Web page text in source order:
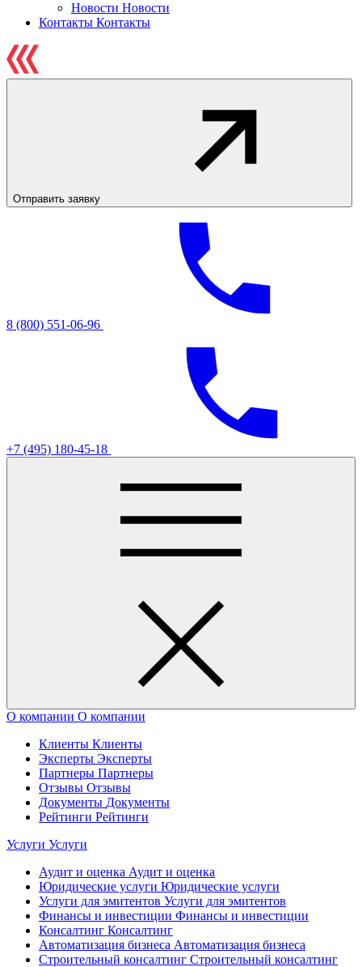
Новости Новости
Контакты Контакты
Отправить заявку
8 (800) 551-06-96
+7 (495) 180-45-18
О компании О компании
Клиенты Клиенты
Эксперты Эксперты
Партнеры Партнеры
Отзывы Отзывы
Документы Документы
Рейтинги Рейтинги
Услуги Услуги
Аудит и оценка Аудит и оценка
Юридические услуги Юридические услуги
Услуги для эмитентов Услуги для эмитентов
Финансы и инвестиции Финансы и инвестиции
Консалтинг Консалтинг
Автоматизация бизнеса Автоматизация бизнеса
Строительный консалтинг Строительный консалтинг